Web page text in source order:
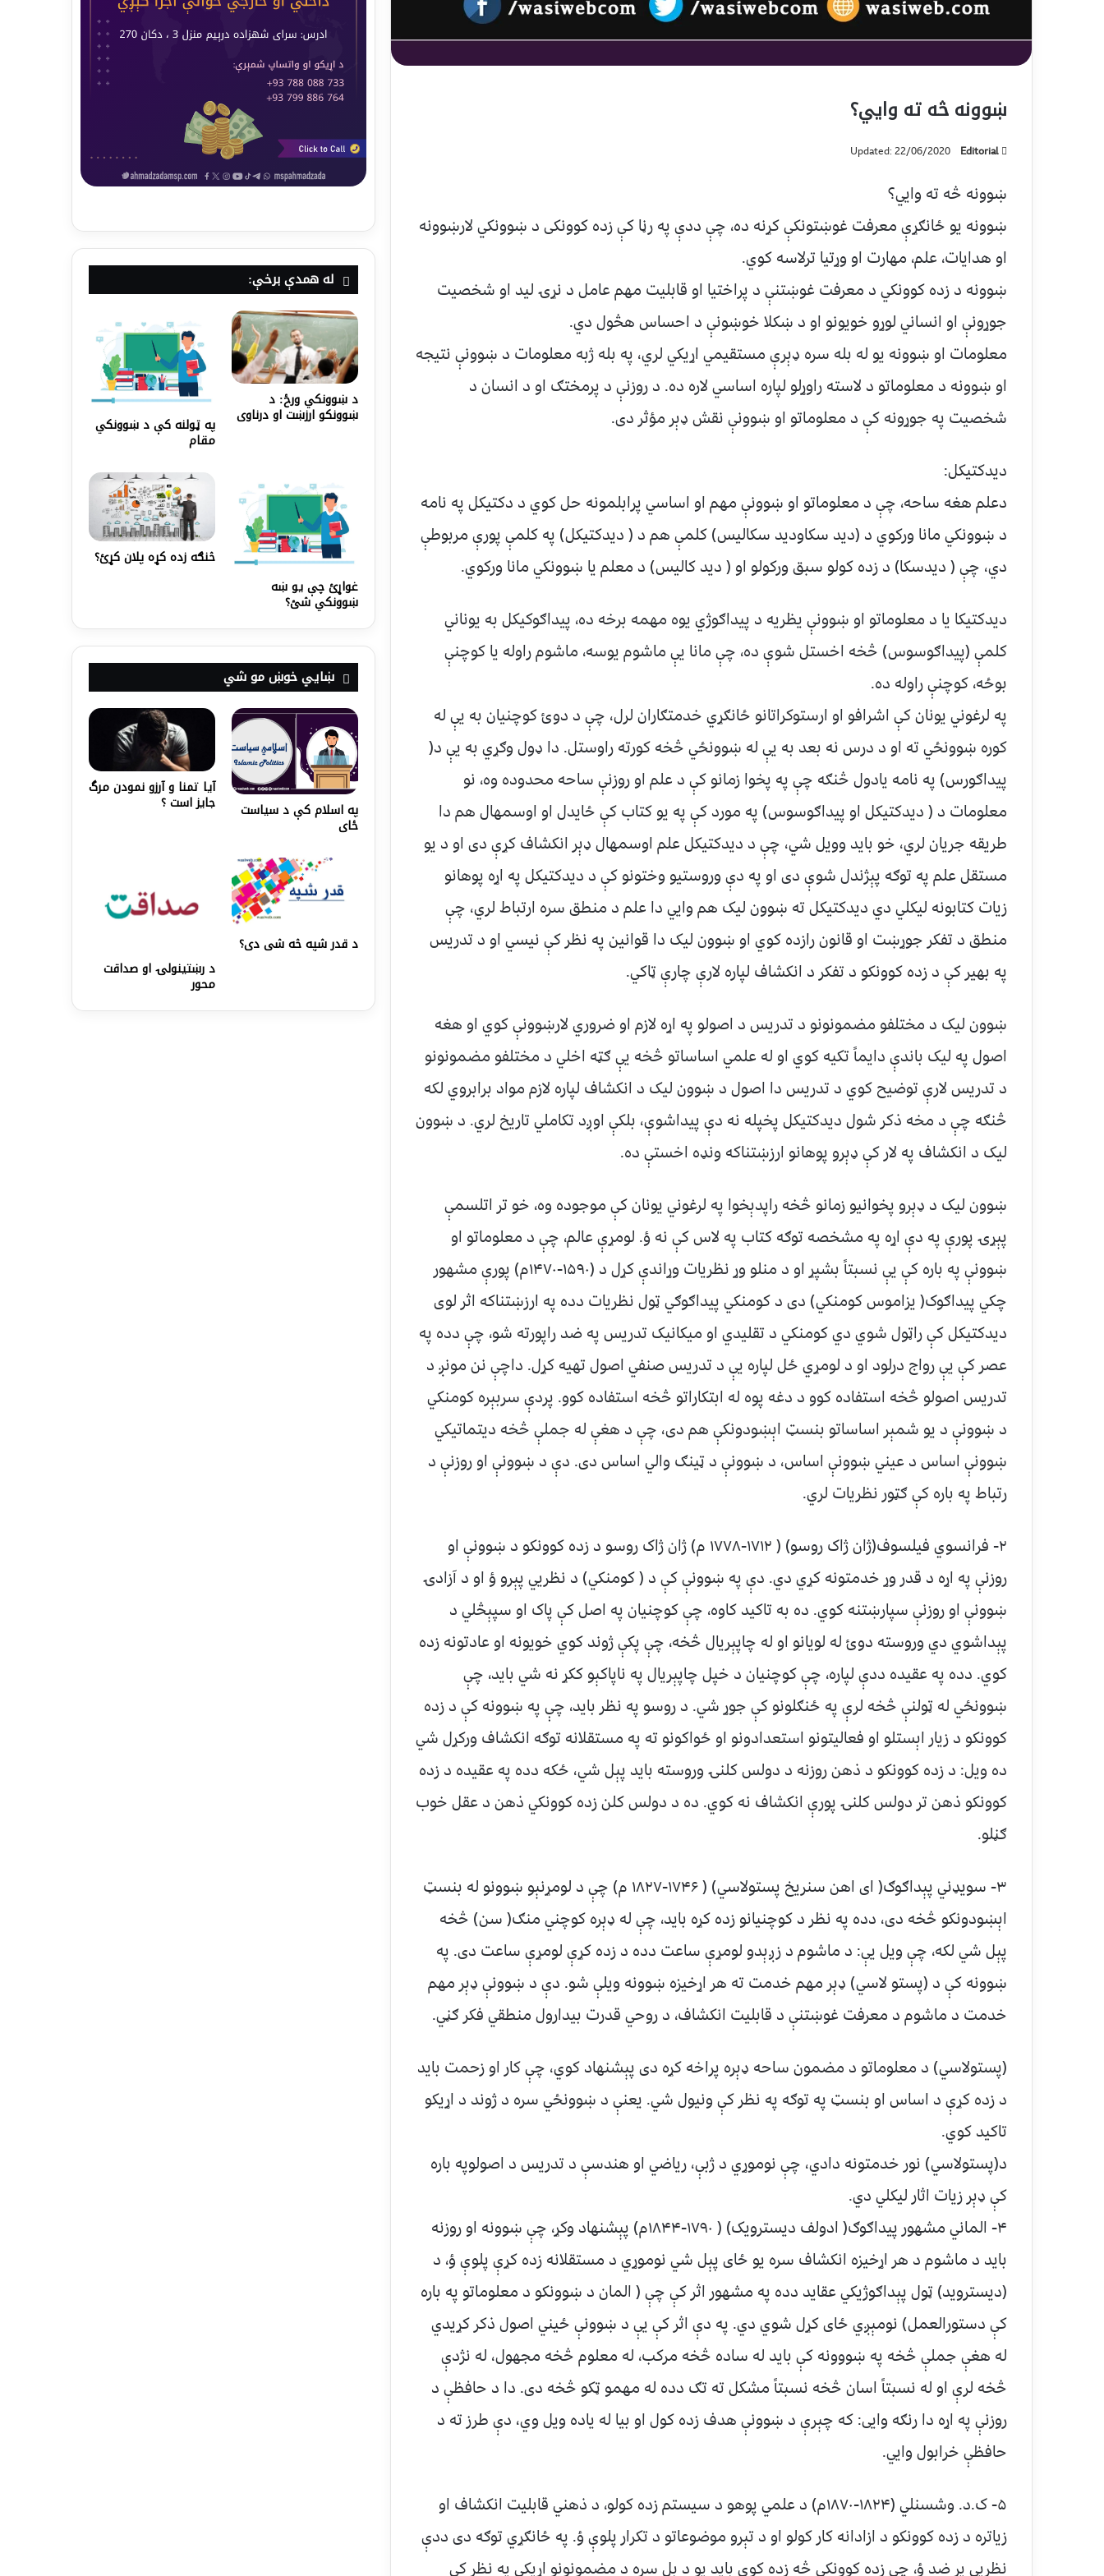
ښوونه څه ته وایي؟
Editorial
Updated: 22/06/2020
ښوونه څه ته وایي؟
ښوونه یو ځانګړې معرفت غوښتونکې کړنه ده، چې ددې په رڼا کې زده کوونکی د ښوونکي لارښوونه
او هدایات، علم، مهارت او وړتیا ترلاسه کوي.
ښوونه د زده کوونکي د معرفت غوښتنې د پراختیا او قابلیت مهم عامل د نړۍ لید او شخصیت
جوړونې او انساني لوړو خویونو او د ښکلا خوښونې د احساس هڅول دي.
معلومات او ښوونه یو له بله سره ډېرې مستقیمي اړیکي لري، په بله ژبه معلومات د ښوونې نتیجه
او ښوونه د معلوماتو د لاسته راوړلو لپاره اساسي لاره ده. د روزنې د پرمختګ او د انسان د
شخصیت په جوړونه کې د معلوماتو او ښوونې نقش ډېر مؤثر دی.
دیدکتیکل:
دعلم هغه ساحه، چې د معلوماتو او ښوونې مهم او اساسي پرابلمونه حل کوي د دکتیکل په نامه
د ښوونکي مانا ورکوي د (دید سکاودید سکالیس) کلمې هم د ( دیدکتیکل) په کلمې پورې مربوطې
دي، چې ( دیدسکا) د زده کولو سبق ورکولو او ( دید کالیس) د معلم یا ښوونکي مانا ورکوي.
دیدکتیکا یا د معلوماتو او ښوونې یظریه د پیداګوژي یوه مهمه برخه ده، پیداګوکیکل به یوناني
کلمې (پیداګوسوس) څخه اخستل شوې ده، چې مانا یې ماشوم یوسه، ماشوم راوله یا کوچنې
بوځه، کوچنې راوله ده.
په لرغوني یونان کې اشرافو او ارستوکراتانو ځانګړي خدمتګاران لرل، چې د دوئ کوچنیان به یې له
کوره ښوونځي ته او د درس نه بعد به یې له ښوونځي څخه کورته راوستل. دا ډول وګړي به یې د(
پیداګورس) په نامه یادول څنګه چې په پخوا زمانو کې د علم او روزنې ساحه محدوده وه، نو
معلومات د ( دیدکتیکل او پیداګوسوس) په مورد کې په یو کتاب کې ځایدل او اوسمهال هم دا
طریقه جریان لري، خو باید وویل شي، چې د دیدکتیکل علم اوسمهال ډېر انکشاف کړې دی او د یو
مستقل علم په توګه پېژندل شوې دی او په دې وروستیو وختونو کې د دیدکتیکل په اړه پوهانو
زیات کتابونه لیکلي دي دیدکتیکل ته ښوون لیک هم وایي دا علم د منطق سره ارتباط لري، چې
منطق د تفکر جوړښت او قانون رازده کوي او ښوون لیک دا قوانین په نظر کې نیسي او د تدریس
په بهیر کې د زده کوونکو د تفکر د انکشاف لپاره لارې چارې ټاکي.
ښوون لیک د مختلفو مضمونونو د تدریس د اصولو په اړه لازم او ضروري لارښوونې کوي او هغه
اصول په لیک باندې دایماً تکیه کوي او له علمي اساساتو څخه یې ګټه اخلي د مختلفو مضمونونو
د تدریس لارې توضیح کوي د تدریس دا اصول د ښوون لیک د انکشاف لپاره لازم مواد برابروي لکه
څنګه چې د مخه ذکر شول دیدکتیکل پخپله نه دې پیداشوې، بلکې اوږد تکاملي تاریخ لري. د ښوون
لیک د انکشاف په لار کې ډېرو پوهانو ارزښتناکه ونډه اخستې ده.
ښوون لیک د ډېرو پخوانیو زمانو څخه راپدېخوا په لرغوني یونان کې موجوده وه، خو تر اتلسمې
پېړۍ پورې په دې اړه په مشخصه توګه کتاب په لاس کې نه ؤ. لومړې عالم، چې د معلوماتو او
ښوونې په باره کې یې نسبتاً بشپړ او د منلو وړ نظریات وړاندې کړل د (۱۵۹۰-۱۴۷۰م) پورې مشهور
چکي پیداګوک( یزاموس کومنکي) دی د کومنکي پیداګوګي ټول نظریات دده په ارزښتناکه اثر لوی
دیدکتیکل کې راټول شوي دي کومنکي د تقلیدي او میکانیک تدریس په ضد راپورته شو، چې دده په
عصر کې یې رواج درلود او د لومړي ځل لپاره یې د تدریس صنفي اصول تهیه کړل. داچې نن مونږ د
تدریس اصولو څخه استفاده کوو د دغه پوه له ابتکاراتو څخه استفاده کوو. پردې سربېره کومنکي
د ښوونې د یو شمېر اساساتو بنسټ اېښودونکې هم دی، چې د هغې له جملې څخه دیتماتیکي
ښوونې اساس د عیني ښوونې اساس، د ښوونې د ټینګ والي اساس دی. دې د ښوونې او روزنې د
رتباط په باره کې ګټور نظریات لري.
۲- فرانسوي فیلسوف(ژان ژاک روسو) ( ۱۷۱۲-۱۷۷۸ م) ژان ژاک روسو د زده کوونکو د ښوونې او
روزنې په اړه د قدر وړ خدمتونه کړي دي. دې په ښوونې کې د ( کومنکي) د نظريي پېرو ؤ او د آزادۍ
ښوونې او روزنې سپارښتنه کوي. ده به تاکید کاوه، چې کوچنیان په اصل کې پاک او سپېڅلي د
پېداشوي دي وروسته دوئ له لویانو او له چاپېریال څخه، چې پکې ژوند کوي خویونه او عادتونه زده
کوي. دده په عقیده ددې لپاره، چې کوچنیان د خپل چاپېریال په ناپاکېو ککړ نه شي باید، چې
ښوونځي له ټولنې څخه لرې په ځنګلونو کې جوړ شي. د روسو په نظر باید، چې په ښوونه کې د زده
کوونکو د زیار اېستلو او فعالیتونو استعدادونو او ځواکونو ته په مستقلانه توګه انکشاف ورکړل شي
ده ویل: د زده کوونکو د ذهن روزنه د دولس کلنۍ وروسته باید پېل شي، ځکه دده په عقیده د زده
کوونکو ذهن تر دولس کلنۍ پورې انکشاف نه کوي. ده د دولس کلن زده کوونکي ذهن د عقل خوب
ګڼلو.
۳- سویډني پېداګوګ( ای اهن سنریخ پستولاسي) ( ۱۷۴۶-۱۸۲۷ م) چې د لومړنېو ښوونو له بنسټ
اېښودونکو څخه دی، دده په نظر د کوچنیانو زده کړه باید، چې له ډېره کوچني منګ( سن) څخه
پېل شي لکه، چې ویل یې: د ماشوم د زږېدو لومړې ساعت دده د زده کړې لومړې ساعت دی. په
ښوونه کې د (پستو لاسي) ‌ډېر مهم خدمت ته هر اړخیزه ښوونه ویلې شو. دې د ښوونې ډېر مهم
خدمت د ماشوم د معرفت غوښتنې د قابلیت انکشاف، د روحي قدرت بیدارول منطقي فکر ګڼي.
(پستولاسي) د معلوماتو د مضمون ساحه ‌ډېره پراخه کړه دی پېشنهاد کوي، چې کار او زحمت باید
د زده کړې د اساس او بنسټ په توګه په نظر کې ونیول شي. یعنې د ښوونځي سره د ژوند د اړیکو
تاکید کوي.
د(پستولاسي) نور خدمتونه دادي، چې نوموړي د ژبې، ریاضي او هندسې د تدریس د اصولوپه باره
کې ډېر زیات اثار لیکلي دي.
۴- الماني مشهور پیداګوګ( ادولف دیسترویک) ( ۱۷۹۰-۱۸۴۴م) پېشنهاد وکړ، چې ښوونه او روزنه
باید د ماشوم د هر اړخیزه انکشاف سره یو ځای پېل شي نوموړي د مستقلانه زده کړې پلوې ؤ، د
(دیستروید) ټول پېداګوژیکي عقاید دده په مشهور اثر کې چې ( المان د ښوونکو د معلوماتو په باره
کې دستورالعمل) نومېږي ځای کړل شوي دي. په دې اثر کې یې د ښوونې ځیني اصول ذکر کړیدي
له هغې جملې څخه په ښووونه کې باید له ساده څخه مرکب، له معلوم څخه مجهول، له نژدې
څخه لرې او له نسبتاً اسان څخه نسبتاً مشکل ته تګ دده له مهمو ټکو څخه دی. دا د حافظې د
روزنې په اړه دا رنګه وایی: که چېرې د ښوونې هدف زده کول او بیا له یاده ویل وي، دې طرز ته د
حافظې خرابول وایي.
۵- ک.د. وشسنلي (۱۸۲۴-۱۸۷۰م) د علمي پوهو د سیستم زده کولو، د ذهني قابلیت انکشاف او
زیاتره د زده کوونکو د ازادانه کار کولو او د تېرو موضوعاتو د تکرار پلوې ؤ. په ځانګړي توګه دی ددې
نظریي پر ضد ؤ، چې زده کوونکي څه زده کوي باید یو د بل سره د مضمونونو اړیکې په نظر کې
له همدې برخې:
د ښوونکي ورځ: د
ښوونکو ارزښت او درناوی په ټولنه کې د ښوونکي
مقام
غواړئ چې یو ښه
ښوونکي شئ؟
څنګه زده کړه پلان کړئ؟
ښايي خوښ مو شي
په اسلام کې د سياست
ځای
آيا تمنا و آرزو نمودن مرگ
جايز است ؟
د قدر شپه څه شی دی؟
د رښتينولۍ او صداقت
محور